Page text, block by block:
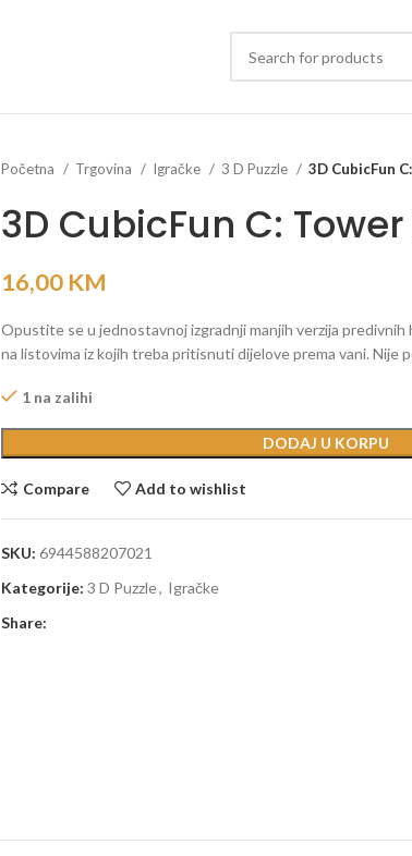
Početna Trgovina Igračke 3 D Puzzle 3D CubicFun
3D CubicFun C:
16,00 KM
Opustite se u jednostavnoj izgradnji manjih verzija
na listovima iz kojih treba pritisnuti dijelove prema vani. Nije
1 na zalihi
DODAJ U KORPU
Compare Add to wishlist
SKU: 6944588207021
Kategorije: 3 D Puzzle, Igračke
Share: